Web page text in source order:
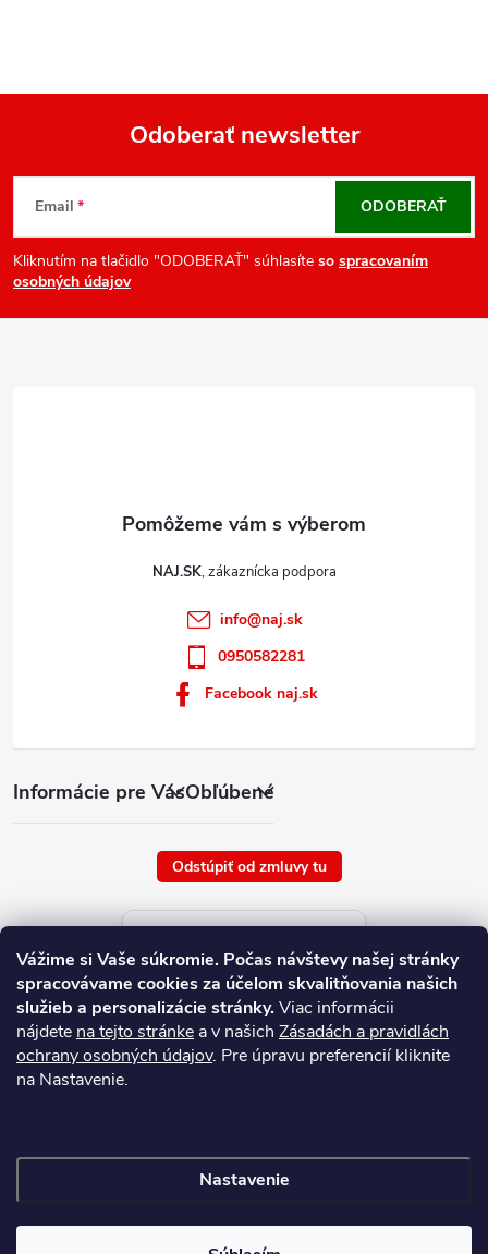
Vážime si Vaše súkromie. Počas návštevy našej stránky
spracovávame cookies za účelom skvalitňovania našich
služieb a personalizácie stránky.Viac informácii
nájdete na tejto stránke a v našich Zásadách a pravidlách
ochrany osobných údajov. Pre úpravu preferencií kliknite
na Nastavenie.
Nastavenie
i
Odoberať newsletter
Email
Kliknutím na tlačidlo "ODOBERAŤ" súhlasíte so spracovaním
osobných údajov
ODOBERAŤ
Informácie pre VásObľúbené
NAJ.SK
info@naj.sk
0950582281
Facebook naj.sk
Odstúpiť od zmluvy tu
Aktuálne ceny tovaru
platné od : 9/8/2026
Copyright 2026NAJ.SK. Všetky práva vyhradené.